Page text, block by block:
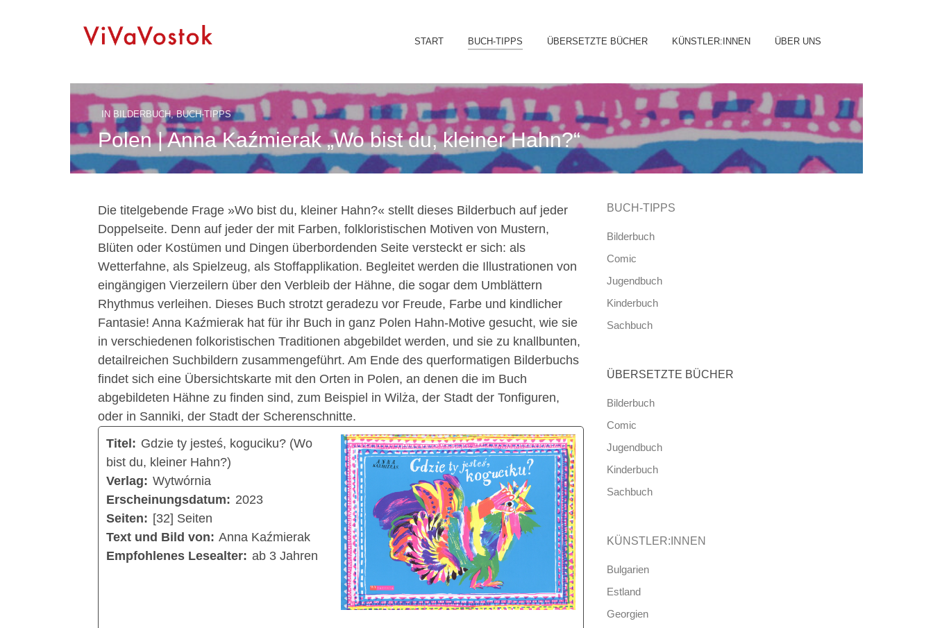
Skip
content
START BUCH-TIPPS ÜBERSETZTE BÜCHER KÜNSTLER:INNEN ÜBER UNS
IN BILDERBUCH,BUCH-TIPPS
Polen | Anna Kaźmierak „Wo bist du, kleiner Hahn?“
Die titelgebende Frage »Wo bist du, kleiner Hahn?« stellt dieses Bilderbuch auf jeder
Doppelseite. Denn auf jeder der mit Farben, folkloristischen Motiven von Mustern,
Blüten oder Kostümen und Dingen überbordenden Seite versteckt er sich: als
Wetterfahne, als Spielzeug, als Stoffapplikation. Begleitet werden die Illustrationen von
eingängigen Vierzeilern über den Verbleib der Hähne, die sogar dem Umblättern
Rhythmus verleihen. Dieses Buch strotzt geradezu vor Freude, Farbe und kindlicher
Fantasie! Anna Kaźmierak hat für ihr Buch in ganz Polen Hahn-Motive gesucht, wie sie
in verschiedenen folkoristischen Traditionen abgebildet werden, und sie zu knallbunten,
detailreichen Suchbildern zusammengeführt. Am Ende des querformatigen Bilderbuchs
findet sich eine Übersichtskarte mit den Orten in Polen, an denen die im Buch
abgebildeten Hähne zu finden sind, zum Beispiel in Wilża, der Stadt der Tonfiguren,
oder in Sanniki, der Stadt der Scherenschnitte.
Titel: Gdzie ty jesteś, koguciku? (Wo
bist du, kleiner Hahn?)
Verlag: Wytwórnia
Erscheinungsdatum: 2023
Seiten: [32] Seiten
Text und Bild von: Anna Kaźmierak
Empfohlenes Lesealter: ab 3 Jahren
BUCH-TIPPS
Bilderbuch
Comic
Jugendbuch
Kinderbuch
Sachbuch
ÜBERSETZTE BÜCHER
Bilderbuch
Comic
Jugendbuch
Kinderbuch
Sachbuch
KÜNSTLER:INNEN
Bulgarien
Estland
Georgien